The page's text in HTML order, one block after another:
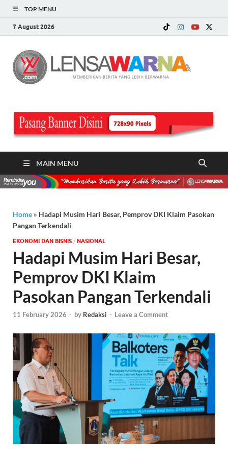
TOP MENU
7 August 2026
MAIN MENU
Home » Hadapi Musim Hari Besar, Pemprov DKI Klaim Pasokan
Pangan Terkendali
EKONOMI DAN BISNIS / NASIONAL
Hadapi Musim Hari Besar,
Pemprov DKI Klaim
Pasokan Pangan Terkendali
11 February 2026 - by Redaksi - Leave a Comment